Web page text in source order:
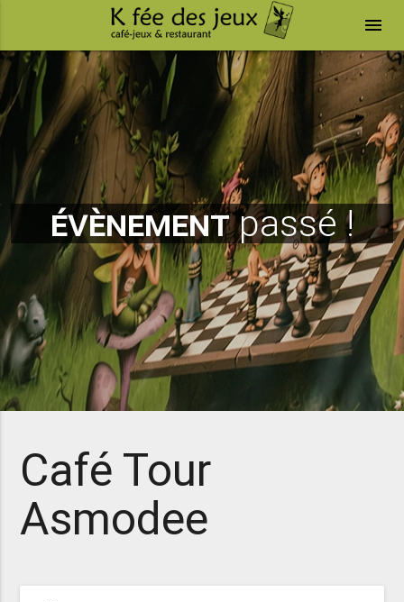
menu
évènementpassé !
Café Tour
Asmodee